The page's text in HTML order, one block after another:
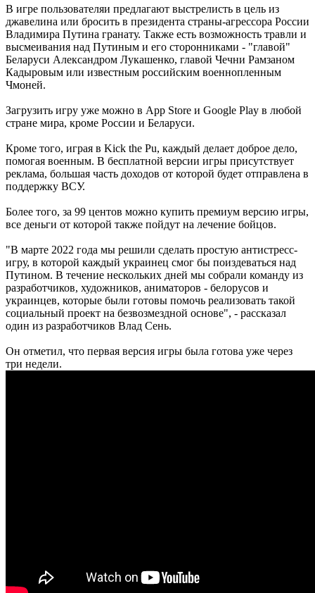
В игре пользователяи предлагают выстрелисть в цель из
джавелина или бросить в президента страны-агрессора России
Владимира Путина гранату. Также есть возможность травли и
высмеивания над Путиным и его сторонниками - "главой"
Беларуси Александром Лукашенко, главой Чечни Рамзаном
Кадыровым или известным российским военнопленным
Чмоней.
Загрузить игру уже можно в App Store и Google Play в любой
стране мира, кроме России и Беларуси.
Кроме того, играя в Kick the Pu, каждый делает доброе дело,
помогая военным. В бесплатной версии игры присутствует
реклама, большая часть доходов от которой будет отправлена в
поддержку ВСУ.
Более того, за 99 центов можно купить премиум версию игры,
все деньги от которой также пойдут на лечение бойцов.
"В марте 2022 года мы решили сделать простую антистресс-
игру, в которой каждый украинец смог бы поиздеваться над
Путином. В течение нескольких дней мы собрали команду из
разработчиков, художников, аниматоров - белорусов и
украинцев, которые были готовы помочь реализовать такой
социальный проект на безвозмездной основе", - рассказал
один из разработчиков Влад Сень.
Он отметил, что первая версия игры была готова уже через
три недели.